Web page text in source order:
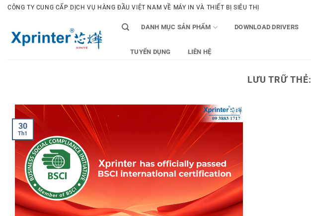
Bỏ
dung
CÔNG TY CUNG CẤP DỊCH VỤ HÀNG ĐẦU VIỆT NAM VỀ MÁY IN VÀ THIẾT BỊ SIÊU THỊ
DANH MỤC SẢN PHẨM DOWNLOAD DRIVERS
TUYỂN DỤNG LIÊN HỆ
LƯU TRỮ THẺ:
30
Th1